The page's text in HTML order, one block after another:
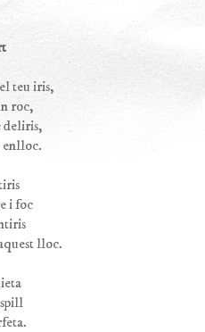
teu iris,
roc,
deliris,
enlloc.
i foc
lloc.